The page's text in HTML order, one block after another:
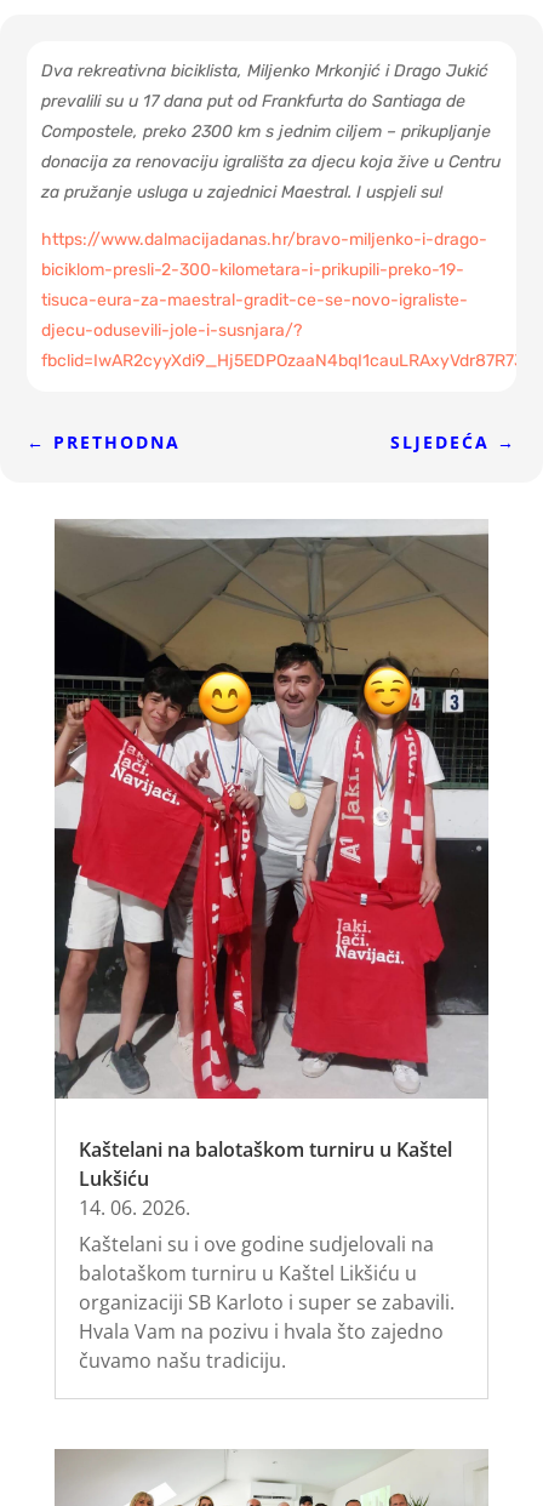
Dva rekreativna biciklista, Miljenko Mrkonjić i Drago Jukić
prevalili su u 17 dana put od Frankfurta do Santiaga de
Compostele, preko 2300 km s jednim ciljem – prikupljanje
donacija za renovaciju igrališta za djecu koja žive u Centru
za pružanje usluga u zajednici Maestral. I uspjeli su!
https://www.dalmacijadanas.hr/bravo-miljenko-i-drago-
biciklom-presli-2-300-kilometara-i-prikupili-preko-19-
tisuca-eura-za-maestral-gradit-ce-se-novo-igraliste-
djecu-odusevili-jole-i-susnjara/?
← PRETHODNA SLJEDEĆA →
Kaštelani na balotaškom turniru u Kaštel
Lukšiću
14. 06. 2026.
Kaštelani su i ove godine sudjelovali na
balotaškom turniru u Kaštel Likšiću u
organizaciji SB Karloto i super se zabavili.
Hvala Vam na pozivu i hvala što zajedno
čuvamo našu tradiciju.